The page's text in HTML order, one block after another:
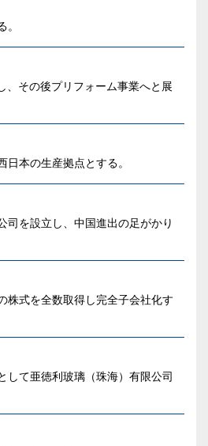
。
、その後プリフォーム事業へと展
日本の生産拠点とする。
司を設立し、中国進出の足がかり
株式を全数取得し完全子会社化す
して亜徳利玻璃（珠海）有限公司